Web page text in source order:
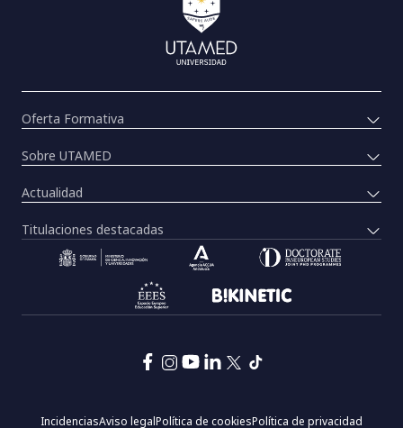
Oferta Formativa
Sobre UTAMED
Actualidad
Titulaciones destacadas
IncidenciasAviso legalPolítica de cookiesPolítica de privacidad